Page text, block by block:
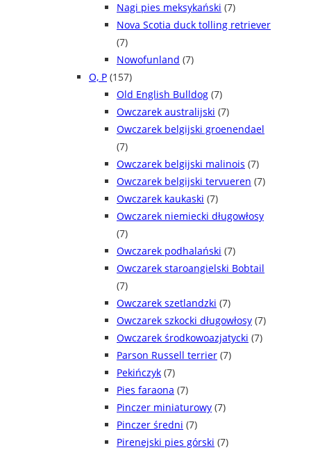
Nagi pies meksykański (7)
Nova Scotia duck tolling retriever
(7)
Nowofunland (7)
O, P (157)
Old English Bulldog (7)
Owczarek australijski (7)
Owczarek belgijski groenendael
(7)
Owczarek belgijski malinois (7)
Owczarek belgijski tervueren (7)
Owczarek kaukaski (7)
Owczarek niemiecki długowłosy
(7)
Owczarek podhalański (7)
Owczarek staroangielski Bobtail
(7)
Owczarek szetlandzki (7)
Owczarek szkocki długowłosy (7)
Owczarek środkowoazjatycki (7)
Parson Russell terrier (7)
Pekińczyk (7)
Pies faraona (7)
Pinczer miniaturowy (7)
Pinczer średni (7)
Pirenejski pies górski (7)